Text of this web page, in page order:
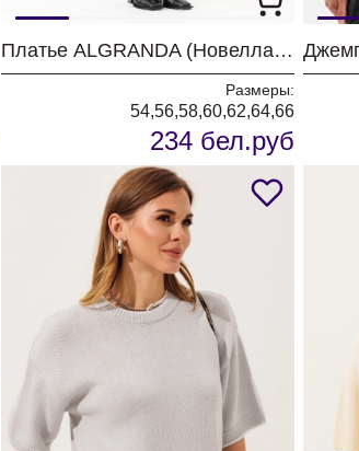
Платье ALGRANDA (Новелла Шарм) 4176
Размеры:
54,56,58,60,62,64,66
234 бел.руб